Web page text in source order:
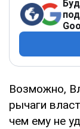
Возможно,
рычаги
чем ему не